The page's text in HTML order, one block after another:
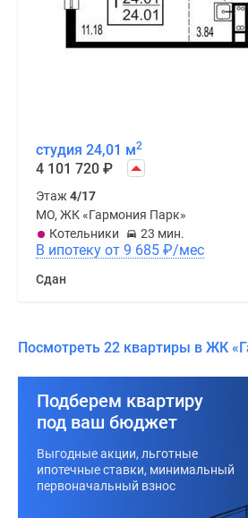
студия 24,01 м2
4 101 720 ₽
Этаж 4/17
МО, ЖК «Гармония Парк»
Котельники
23 мин.
В ипотеку от 9 685 ₽/мес
Сдан
Посмотреть 22 квартиры в ЖК
Подберем квартиру
под ваш бюджет
Выгодные акции, льготные
ипотечные ставки, минимальный
первоначальный взнос